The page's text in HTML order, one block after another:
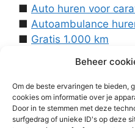
Beheer
Om de beste ervaringen te bieden,
cookies om informatie over je
Door in te stemmen met deze
surfgedrag of unieke ID's op deze
■ Auto huren voor
■ Autoambulance
■ Gratis 1.000 km
■Voorwaarden
■Disclaimer
■Cookies